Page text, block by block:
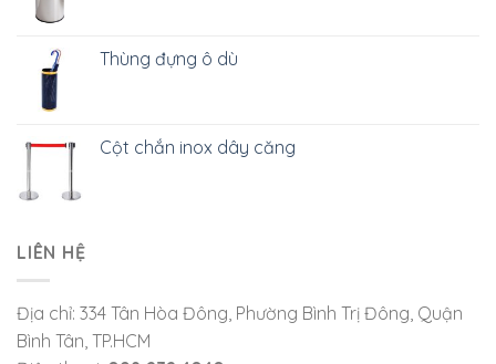
Thùng đựng ô dù
Cột chắn inox dây căng
LIÊN HỆ
Địa chỉ: 334 Tân Hòa Đông, Phường Bình Trị Đông, Quận
Bình Tân, TP.HCM